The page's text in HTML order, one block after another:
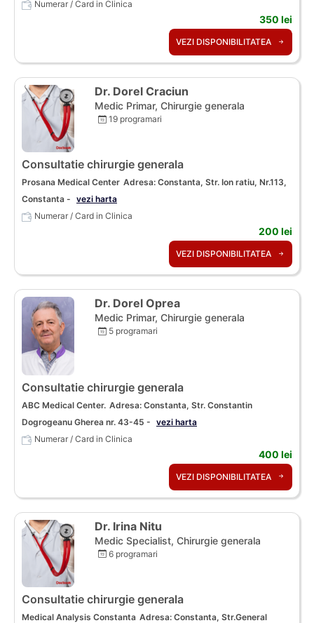
Numerar / Card in Clinica
350 lei
VEZI DISPONIBILITATEA
Dr. Dorel Craciun
Medic Primar, Chirurgie generala
19 programari
Consultatie chirurgie generala
Prosana Medical Center Adresa: Constanta, Str. Ion ratiu, Nr.113,
Constanta - vezi harta
Numerar / Card in Clinica
200 lei
VEZI DISPONIBILITATEA
Dr. Dorel Oprea
Medic Primar, Chirurgie generala
5 programari
Consultatie chirurgie generala
ABC Medical Center. Adresa: Constanta, Str. Constantin
Dogrogeanu Gherea nr. 43-45 - vezi harta
Numerar / Card in Clinica
400 lei
VEZI DISPONIBILITATEA
Dr. Irina Nitu
Medic Specialist, Chirurgie generala
6 programari
Consultatie chirurgie generala
Medical Analysis Constanta Adresa: Constanta, Str.General